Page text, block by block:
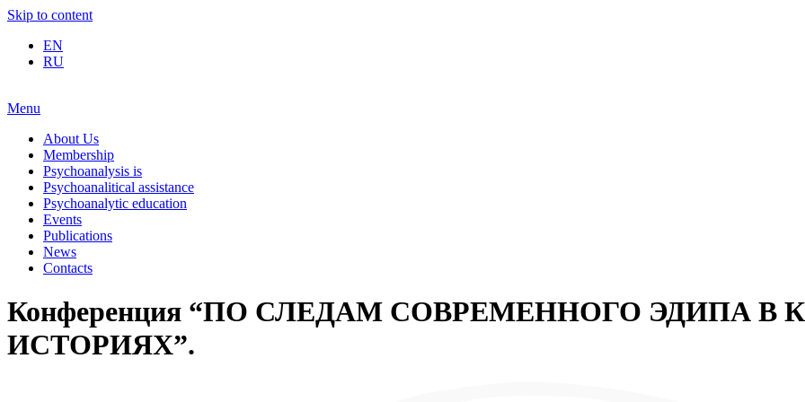
Skip to content
EN
RU
Menu
About Us
Membership
Psychoanalysis is
Psychoanalitical assistance
Psychoanalytic education
Events
Publications
News
Contacts
Конференция “ПО СЛЕДАМ СОВРЕМЕННОГО ЭДИПА
ИСТОРИЯХ”.